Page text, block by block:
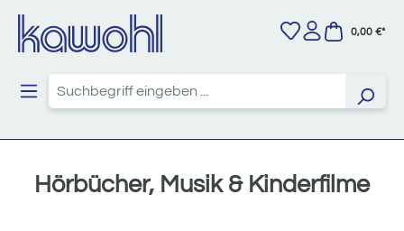
0,00 €*
Hörbücher, Musik & Kinderfilme